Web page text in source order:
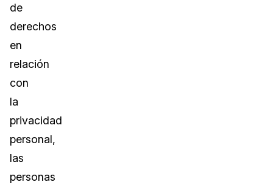
de
derechos
en
relación
con
la
privacidad
personal,
las
personas